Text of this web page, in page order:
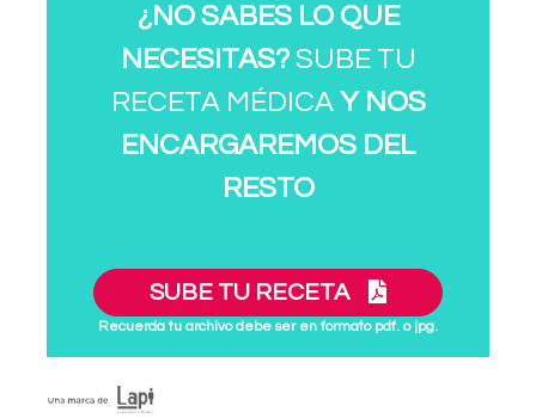
¿NO SABES LO QUE
NECESITAS?SUBE TU
RECETA MÉDICA Y NOS
ENCARGAREMOS DEL
RESTO
SUBE TU RECETA
Recuerda tu archivo debe ser en formato pdf. o jpg.